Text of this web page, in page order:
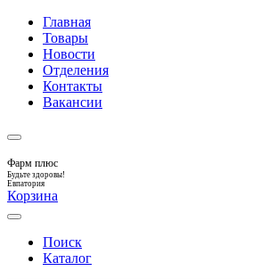
Главная
Товары
Новости
Отделения
Контакты
Вакансии
Фарм плюс
Будьте здоровы!
Евпатория
Корзина
Поиск
Каталог